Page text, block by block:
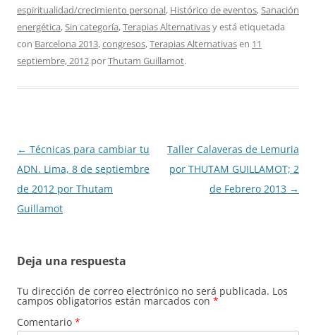
espiritualidad/crecimiento personal, Histórico de eventos,Sanación
energética,Sin categoría,Terapias Alternativasy está etiquetada
con Barcelona 2013,congresos,Terapias Alternativasen 11
septiembre, 2012 porThutam Guillamot.
Navegación
de
entradas
← Técnicas para cambiar tu
ADN. Lima, 8 de septiembre
de 2012 por Thutam
Guillamot
Taller Calaveras de Lemuria
por THUTAM GUILLAMOT; 2
de Febrero 2013 →
Deja una respuesta
Tu dirección de correo electrónico no será publicada. Los
campos obligatorios están marcados con *
Comentario *